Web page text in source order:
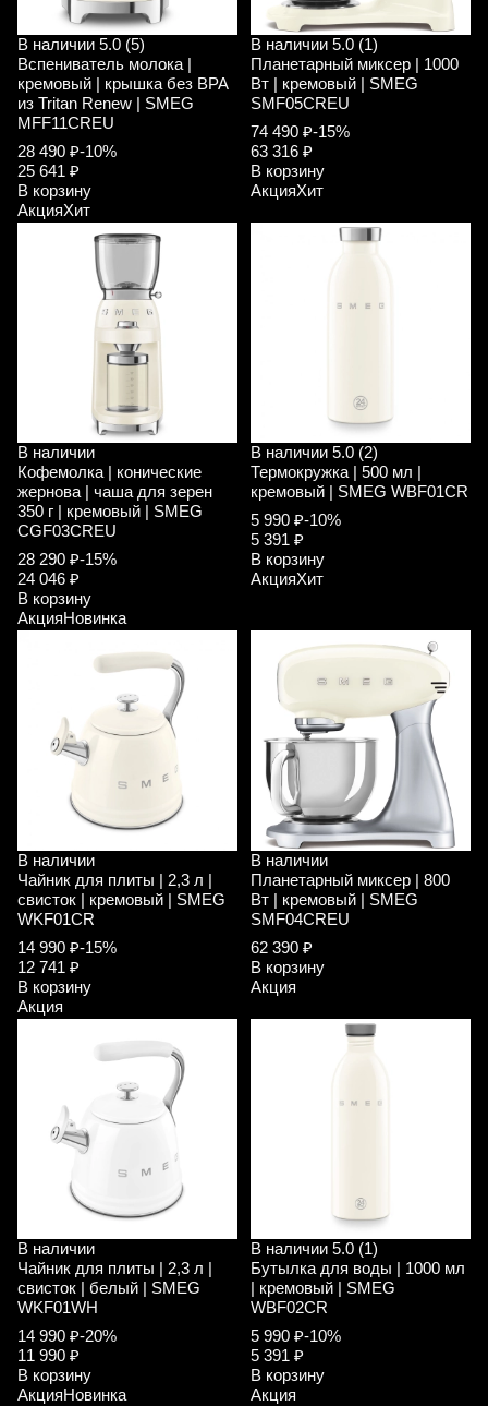
В наличии 5.0 (5)
Вспениватель молока |
кремовый | крышка без ВРА
из Tritan Renew | SMEG
MFF11CREU
28 490 ₽-10%
25 641 ₽
В корзину
АкцияХит
В наличии 5.0 (1)
Планетарный миксер | 1000
Вт | кремовый | SMEG
SMF05CREU
74 490 ₽-15%
63 316 ₽
В корзину
АкцияХит
В наличии
Кофемолка | конические
жернова | чаша для зерен
350 г | кремовый | SMEG
CGF03CREU
28 290 ₽-15%
24 046 ₽
В корзину
АкцияНовинка
В наличии 5.0 (2)
Термокружка | 500 мл |
кремовый | SMEG WBF01CR
5 990 ₽-10%
5 391 ₽
В корзину
АкцияХит
В наличии
Чайник для плиты | 2,3 л |
свисток | кремовый | SMEG
WKF01CR
14 990 ₽-15%
12 741 ₽
В корзину
Акция
В наличии
Планетарный миксер | 800
Вт | кремовый | SMEG
SMF04CREU
62 390 ₽
В корзину
Акция
В наличии
Чайник для плиты | 2,3 л |
свисток | белый | SMEG
WKF01WH
14 990 ₽-20%
11 990 ₽
В корзину
АкцияНовинка
В наличии 5.0 (1)
Бутылка для воды | 1000 мл
| кремовый | SMEG
WBF02CR
5 990 ₽-10%
5 391 ₽
В корзину
Акция